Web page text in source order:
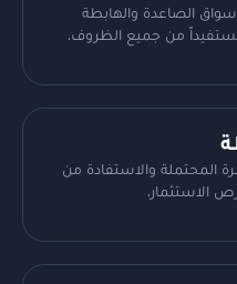
الصاعدة والهابطة
من جميع الظروف.
المحتملة والاستفادة من
الاستثمار.